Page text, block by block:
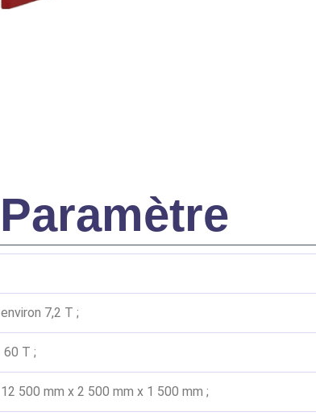
Paramètre
environ 7,2 T ;
60 T ;
12 500 mm x 2 500 mm x 1 500 mm ;